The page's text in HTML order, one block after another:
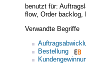
benutzt für:
flow, Order backlog,
Verwandte Begriffe
Bestellung